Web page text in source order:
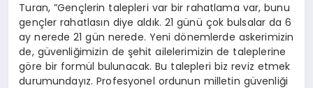
Turan, ”Gençlerin talepleri var bir rahatlama var, bunu
gençler rahatlasın diye aldık. 21 günü çok bulsalar da 6
ay nerede 21 gün nerede. Yeni dönemlerde askerimizin
de, güvenliğimizin de şehit ailelerimizin de taleplerine
göre bir formül bulunacak. Bu talepleri biz reviz etmek
durumundayız. Profesyonel ordunun milletin güvenliği